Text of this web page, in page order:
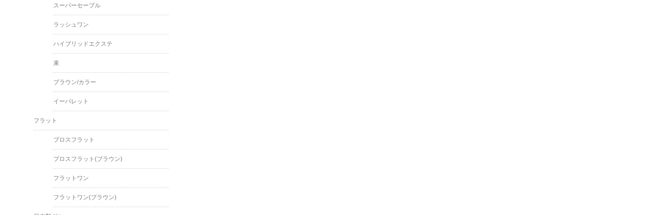
スーパーセーブル
ラッシュワン
ハイブリッドエクステ
束
ブラウン/カラー
イーパレット
フラット
プロスフラット
プロスフラット(ブラウン)
フラットワン
フラットワン(ブラウン)